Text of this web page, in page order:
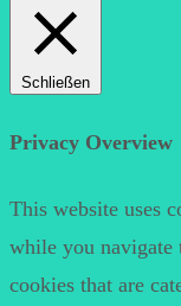
Schließen
Privacy Overview
This website uses
while you navigate
cookies that are